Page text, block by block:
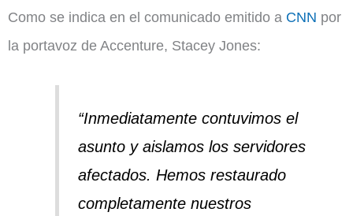
Como se indica en el comunicado emitido a CNN por
la portavoz de Accenture, Stacey Jones:
“Inmediatamente contuvimos el
asunto y aislamos los servidores
afectados. Hemos restaurado
completamente nuestros